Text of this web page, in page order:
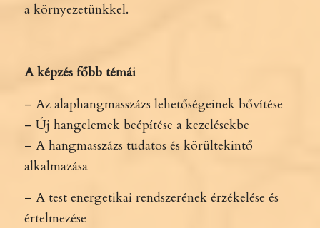
a környezetünkkel.
A képzés főbb témái
– Az alaphangmasszázs lehetőségeinek bővítése
– Új hangelemek beépítése a kezelésekbe
– A hangmasszázs tudatos és körültekintő
alkalmazása
– A test energetikai rendszerének érzékelése és
értelmezése